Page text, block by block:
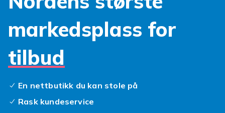
Fyndiq har et komplett sortiment av
Kontroller kompatibiliteten. Rask levering og
gode priser.
Fyndiq har et komplett sortiment av
kompatibelt Alcatel-tilbehoer til alle modeller.
gode priser.
Fyndiq har et komplett sortiment av
markedsplass for
tilbud
En nettbutikk du kan stole på
Rask kundeservice